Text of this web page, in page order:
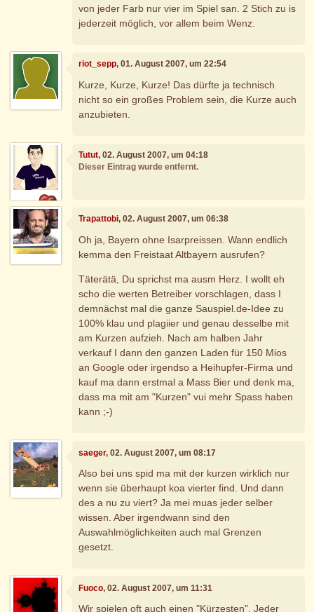
von jeder Farb nur vier im Spiel san. 2 Stich zu is
jederzeit möglich, vor allem beim Wenz.
riot_sepp, 01. August 2007, um 22:54
Kurze, Kurze, Kurze! Das dürfte ja technisch
nicht so ein großes Problem sein, die Kurze auch
anzubieten.
Tutut, 02. August 2007, um 04:18
Dieser Eintrag wurde entfernt.
Trapattobi, 02. August 2007, um 06:38
Oh ja, Bayern ohne Isarpreissen. Wann endlich
kemma den Freistaat Altbayern ausrufen?
Täterätä, Du sprichst ma ausm Herz. I wollt eh
scho die werten Betreiber vorschlagen, dass I
demnächst mal die ganze Sauspiel.de-Idee zu
100% klau und plagiier und genau desselbe mit
am Kurzen aufzieh. Nach am halben Jahr
verkauf I dann den ganzen Laden für 150 Mios
an Google oder irgendso a Heihupfer-Firma und
kauf ma dann erstmal a Mass Bier und denk ma,
dass ma mit am "Kurzen" vui mehr Spass haben
kann ;-)
saeger, 02. August 2007, um 08:17
Also bei uns spid ma mit der kurzen wirklich nur
wenn sie überhaupt koa vierter find. Und dann
des a nu zu viert? Ja mei muas jeder selber
wissen. Aber irgendwann sind den
Auswahlmöglichkeiten auch mal Grenzen
gesetzt.
Fuoco, 02. August 2007, um 11:31
Wir spielen oft auch einen "Kürzesten". Jeder